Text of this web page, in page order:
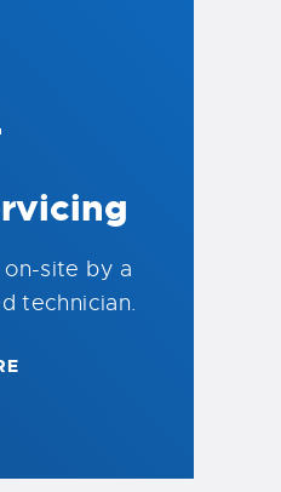
site by a
technician.